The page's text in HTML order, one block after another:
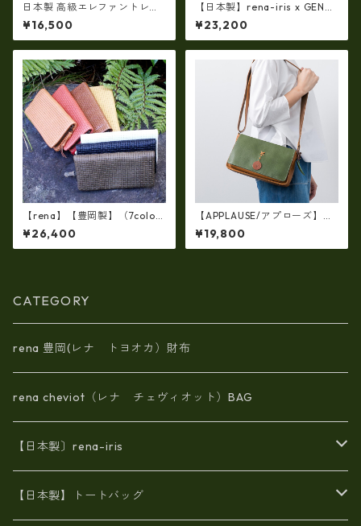
日本製 高級エレファントレザ
ー × 姫路レザー 名刺入れ カー
ドケース 本革 リアルレザー(51
72ur)
¥16,500
【日本製】rena-iris x GENO
VA（IMAIBAG）コラボ製品ラ
ンドセルデザインM・・シュリ
ンクヌメ牛革・リュック ir-2
¥23,200
【rena】【豊岡製】（7colo
r）佐賀牛革（素上げメッシュ
タイプ）オイルレザーラウン
ドファスナー 長財布【FB-00
¥26,400
【APPLAUSE/アプローズ】レ
ザー コンビ リーフショルダ
ー（日本製）ap-5010
¥19,800
CATEGORY
rena 豊岡(レナ トヨオカ）財布
rena cheviot（レナ チェヴィオット）BAG
【日本製〕rena-iris
エナメル（パテント）レザー
【日本製】トートバッグ